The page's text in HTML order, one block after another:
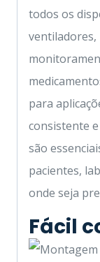
todos os
ventiladores,
para
consistente
são
pacientes,
onde seja
Fácil